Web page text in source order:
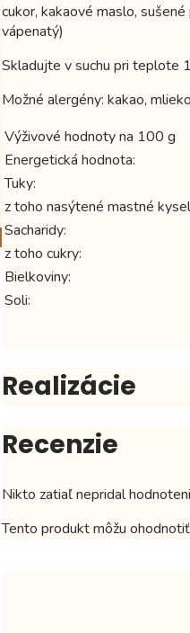
cukor, kakaové maslo,
vápenatý)
Skladujte v suchu pri teplote
Možné alergény: kakao,
Výživové hodnoty na 100 g
Energetická hodnota:
Tuky:
z toho nasýtené mastné
Sacharidy:
z toho cukry:
Bielkoviny:
Soli:
Realizácie
Recenzie
Nikto zatiaľ nepridal
Tento produkt môžu